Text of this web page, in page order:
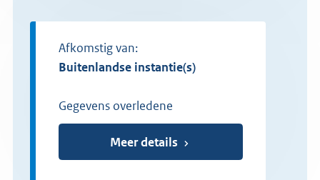
Afkomstig van:
buitenlandse instantie(s)
Gegevens overledene
Meer details